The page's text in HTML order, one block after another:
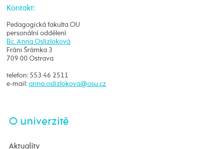
Kontakt:
Pedagogická fakulta OU
personální oddělení
Bc. Anna Oslizloková
Fráni Šrámka 3
709 00 Ostrava
telefon: 553 46 2511
e-mail:
O univerzitě
Aktuality